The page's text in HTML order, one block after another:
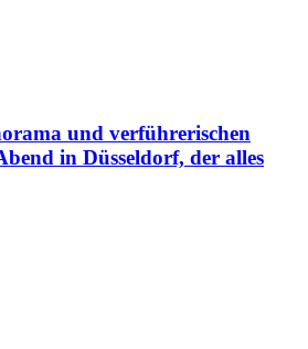
und verführerischen
in Düsseldorf, der alles